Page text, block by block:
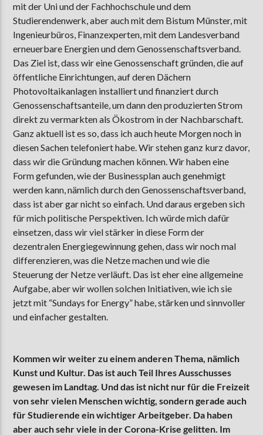
mit der Uni und der Fachhochschule und dem
Studierendenwerk, aber auch mit dem Bistum Münster, mit
Ingenieurbüros, Finanzexperten, mit dem Landesverband
erneuerbare Energien und dem Genossenschaftsverband.
Das Ziel ist, dass wir eine Genossenschaft gründen, die auf
öffentliche Einrichtungen, auf deren Dächern
Photovoltaikanlagen installiert und finanziert durch
Genossenschaftsanteile, um dann den produzierten Strom
direkt zu vermarkten als Ökostrom in der Nachbarschaft.
Ganz aktuell ist es so, dass ich auch heute Morgen noch in
diesen Sachen telefoniert habe. Wir stehen ganz kurz davor,
dass wir die Gründung machen können. Wir haben eine
Form gefunden, wie der Businessplan auch genehmigt
werden kann, nämlich durch den Genossenschaftsverband,
dass ist aber gar nicht so einfach. Und daraus ergeben sich
für mich politische Perspektiven. Ich würde mich dafür
einsetzen, dass wir viel stärker in diese Form der
dezentralen Energiegewinnung gehen, dass wir noch mal
differenzieren, was die Netze machen und wie die
Steuerung der Netze verläuft. Das ist eher eine allgemeine
Aufgabe, aber wir wollen solchen Initiativen, wie ich sie
jetzt mit “Sundays for Energy” habe, stärken und sinnvoller
und einfacher gestalten.
Kommen wir weiter zu einem anderen Thema, nämlich
Kunst und Kultur. Das ist auch Teil Ihres Ausschusses
gewesen im Landtag. Und das ist nicht nur für die Freizeit
von sehr vielen Menschen wichtig, sondern gerade auch
für Studierende ein wichtiger Arbeitgeber. Da haben
aber auch sehr viele in der Corona-Krise gelitten. Im